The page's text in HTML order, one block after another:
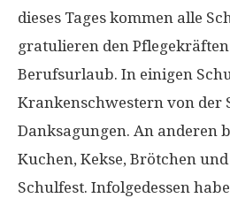
dieses Tages kommen alle
gratulieren den
Berufsurlaub. In einigen
Krankenschwestern von der
Danksagungen. An anderen
Kuchen, Kekse, Brötchen
Schulfest. Infolgedessen